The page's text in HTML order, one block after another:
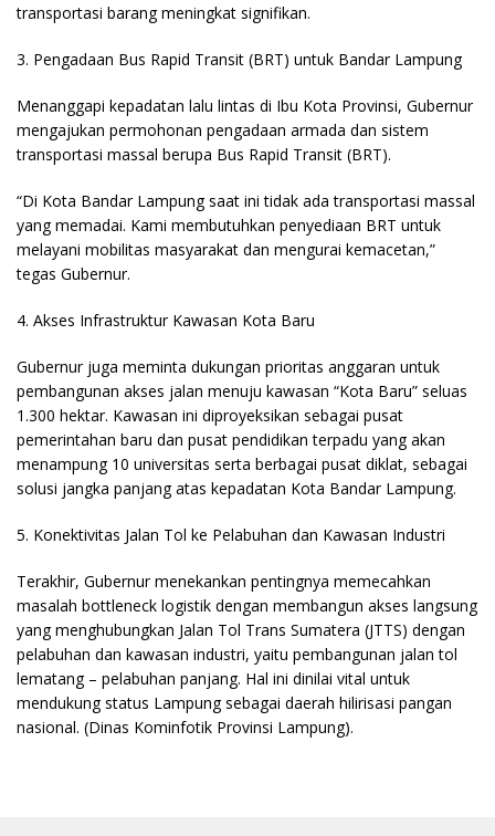
transportasi barang meningkat signifikan.
​3. Pengadaan Bus Rapid Transit (BRT) untuk Bandar Lampung
Menanggapi kepadatan lalu lintas di Ibu Kota Provinsi, Gubernur
mengajukan permohonan pengadaan armada dan sistem
transportasi massal berupa Bus Rapid Transit (BRT).
“Di Kota Bandar Lampung saat ini tidak ada transportasi massal
yang memadai. Kami membutuhkan penyediaan BRT untuk
melayani mobilitas masyarakat dan mengurai kemacetan,”
tegas Gubernur.
​4. Akses Infrastruktur Kawasan Kota Baru
Gubernur juga meminta dukungan prioritas anggaran untuk
pembangunan akses jalan menuju kawasan “Kota Baru” seluas
1.300 hektar. Kawasan ini diproyeksikan sebagai pusat
pemerintahan baru dan pusat pendidikan terpadu yang akan
menampung 10 universitas serta berbagai pusat diklat, sebagai
solusi jangka panjang atas kepadatan Kota Bandar Lampung.
​5. Konektivitas Jalan Tol ke Pelabuhan dan Kawasan Industri
Terakhir, Gubernur menekankan pentingnya memecahkan
masalah bottleneck logistik dengan membangun akses langsung
yang menghubungkan Jalan Tol Trans Sumatera (JTTS) dengan
pelabuhan dan kawasan industri, yaitu pembangunan jalan tol
lematang – pelabuhan panjang. Hal ini dinilai vital untuk
mendukung status Lampung sebagai daerah hilirisasi pangan
nasional. (Dinas Kominfotik Provinsi Lampung).